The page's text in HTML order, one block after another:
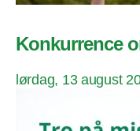
Konkurrence
lørdag, 13 august